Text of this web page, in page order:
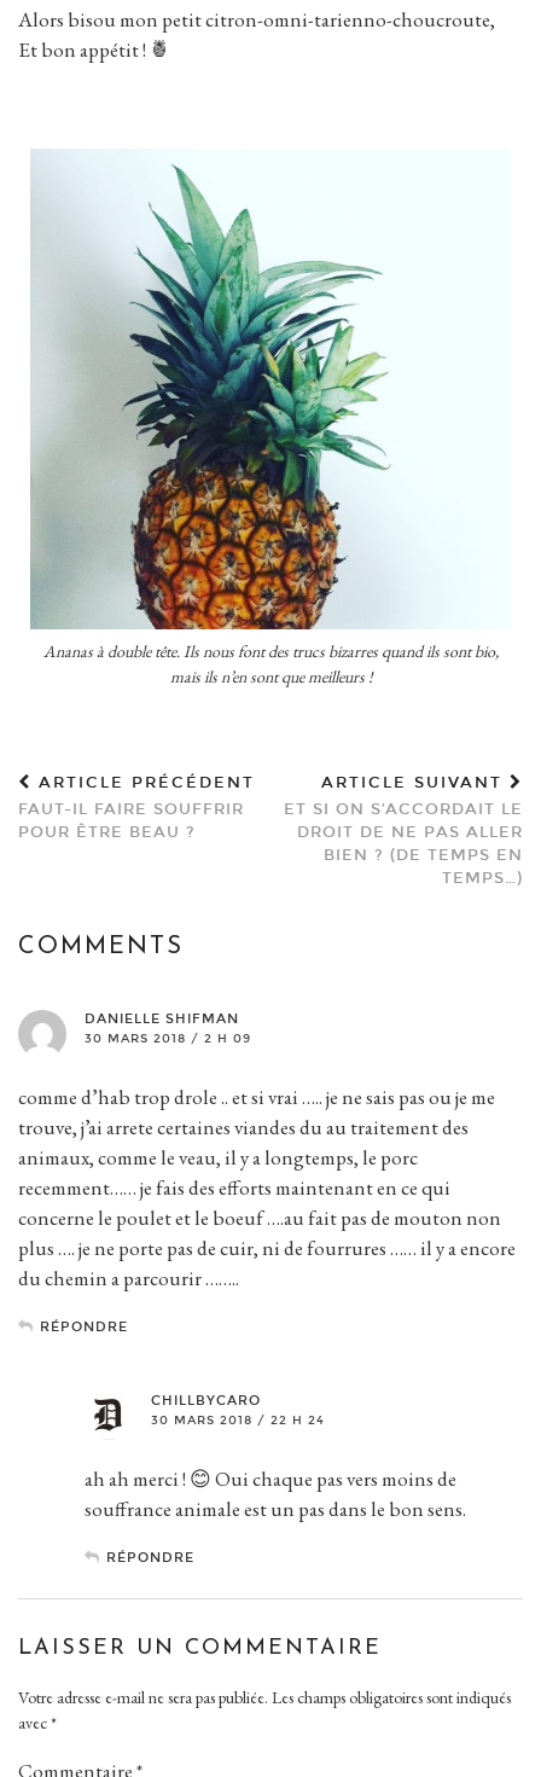
Alors bisou mon petit citron-omni-tarienno-choucroute,
Et bon appétit ! 🍍
Ananas à double tête. Ils nous font des trucs bizarres quand ils sont bio,
mais ils n’en sont que meilleurs !
ARTICLE PRÉCÉDENT
FAUT-IL FAIRE SOUFFRIR
POUR ÊTRE BEAU ?
ARTICLE SUIVANT
ET SI ON S’ACCORDAIT LE
DROIT DE NE PAS ALLER
BIEN ? (DE TEMPS EN
TEMPS…)
COMMENTS
DANIELLE SHIFMAN
30 MARS 2018 / 2 H 09
comme d’hab trop drole .. et si vrai ….. je ne sais pas ou je me
trouve, j’ai arrete certaines viandes du au traitement des
animaux, comme le veau, il y a longtemps, le porc
recemment…… je fais des efforts maintenant en ce qui
concerne le poulet et le boeuf ….au fait pas de mouton non
plus …. je ne porte pas de cuir, ni de fourrures …… il y a encore
du chemin a parcourir ……..
RÉPONDRE
CHILLBYCARO
30 MARS 2018 / 22 H 24
ah ah merci ! 😊 Oui chaque pas vers moins de
souffrance animale est un pas dans le bon sens.
RÉPONDRE
LAISSER UN COMMENTAIRE
Votre adresse e-mail ne sera pas publiée. Les champs obligatoires sont indiqués
avec*
Commentaire*